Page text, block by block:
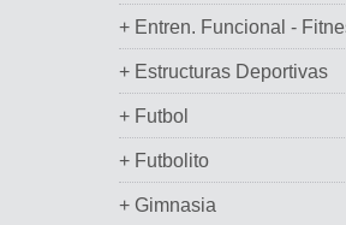
+ Entren. Funcional -
+ Estructuras Deportivas
+ Futbol
+ Futbolito
+ Gimnasia